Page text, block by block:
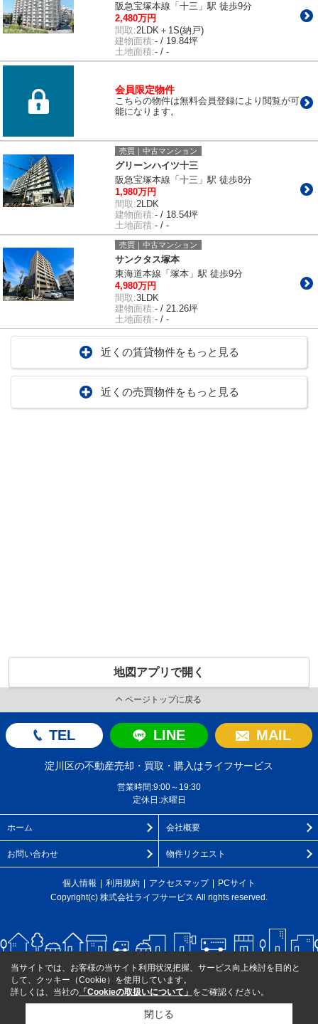
阪急宝塚本線「十三」駅 徒歩9分
2,480万円
間取:2LDK＋1S(納戸)
建物面積:- / 19.84坪
土地面積:- / -
会員限定物件
こちらの物件は無料会員登録により閲覧が可
能になります。
売買｜中古マンション
グリーンハイツ十三
阪急宝塚本線「十三」駅 徒歩8分
1,980万円
間取:2LDK
建物面積:- / 18.54坪
土地面積:- / -
売買｜中古マンション
サンクタス塚本
東海道本線「塚本」駅 徒歩9分
4,980万円
間取:3LDK
建物面積:- / 21.26坪
土地面積:- / -
近くの賃貸物件をもっと見る
近くの売買物件をもっと見る
地図アプリで開く
ページトップに戻る
TEL LINE MAIL
淀川区の不動産売却・買取・購入はライフサービス
営業時間:9:00～19:30
定休日:水曜日
ホーム 会社概要
お問い合わせ 物件リクエスト
個人情報 利用規約 アクセスマップ
PCサイト
Copyright(c) 株式会社ライフサービス All rights reserved.
当サイトでは、お客様の当サイト利用状況把握、サービス向上検討を目的と
して、クッキー（Cookie）を使用しています。
詳しくは、当社の 「Cookieの取扱いについて」 をご確認ください。
閉じる